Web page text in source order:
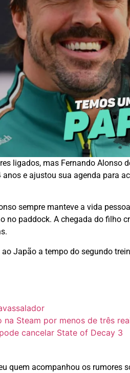
ligados, mas Fernando Alonso
e ajustou sua agenda para
sempre manteve a vida
paddock. A chegada do filho
Japão a tempo do segundo
Steam por menos de três
cancelar State of Decay 3
quem acompanhou os rumores